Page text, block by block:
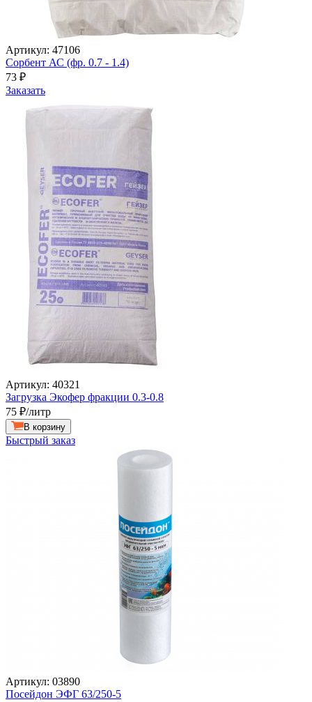
Артикул: 47106
Сорбент АС (фр. 0.7 - 1.4)
73 ₽
Заказать
Артикул: 40321
Загрузка Экофер фракции 0.3-0.8
75 ₽/литр
В корзину
Быстрый заказ
Артикул: 03890
Посейдон ЭФГ 63/250-5